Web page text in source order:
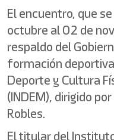
El encuentro, que
octubre al 02 de
respaldo del
formación
Deporte y Cultura
(INDEM), dirigido
Robles.
El titular del